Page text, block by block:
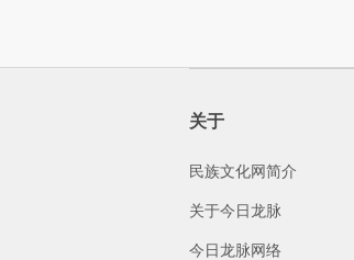
关于
民族文化网简介
关于今日龙脉
今日龙脉网络